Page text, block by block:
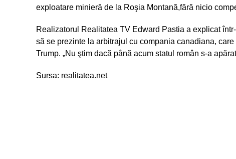
exploatare minieră de la Roşia Montană,fără nicio
Realizatorul Realitatea TV Edward Pastia a explicat
să se prezinte la arbitrajul cu compania canadiana,
Trump. „Nu ştim dacă până acum statul român s-a
Sursa: realitatea.net